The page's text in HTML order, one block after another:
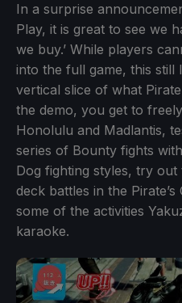
In a surprise
Play, it is great to see we
we buy.’ While players
into the full game, this still
vertical slice of what
the demo, you get to
Honolulu and Madlantis,
series of Bounty fights
Dog fighting styles, try
deck battles in the
some of the activities
karaoke.